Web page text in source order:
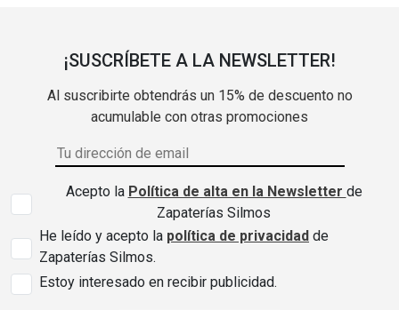
¡SUSCRÍBETE A LA NEWSLETTER!
Al suscribirte obtendrás un 15% de descuento no
acumulable con otras promociones
Acepto la Política de alta en la Newsletter de
Zapaterías Silmos
He leído y acepto la política de privacidad de
Zapaterías Silmos.
Estoy interesado en recibir publicidad.